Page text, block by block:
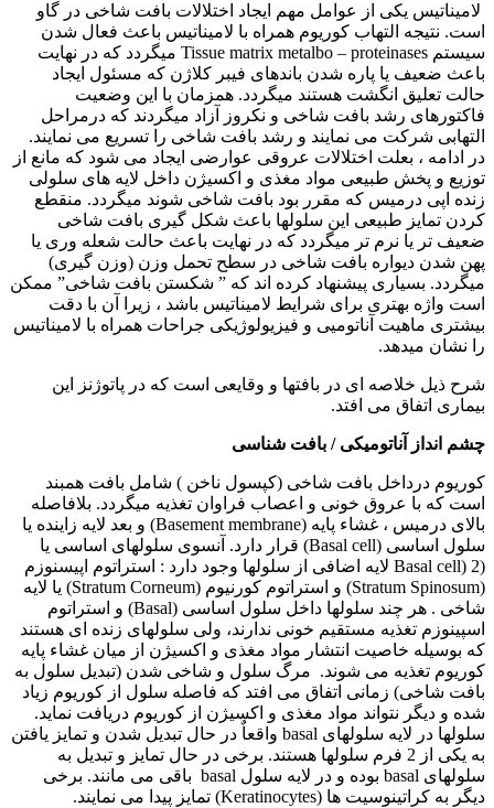
لامیناتیس یکی از عوامل مهم ایجاد اختلالات بافت شاخی در گاو
است. نتیجه التهاب کوریوم همراه با لامیناتیس باعث فعال شدن
سیستم Tissue matrix metalbo – proteinases میگردد که در نهایت
باعث ضعیف یا پاره شدن باندهای فیبر کلاژن که مسئول ایجاد
حالت تعلیق انگشت هستند میگردد. همزمان با این وضعیت
فاکتورهای رشد بافت شاخی و نکروز آزاد میگردند که درمراحل
التهابی شرکت می نمایند و رشد بافت شاخی را تسریع می نمایند.
در ادامه ، بعلت اختلالات عروقی عوارضی ایجاد می شود که مانع از
توزیع و پخش طبیعی مواد مغذی و اکسیژن داخل لایه های سلولی
زنده اپی درمیس که مقرر بود بافت شاخی شوند میگردد. منقطع
کردن تمایز طبیعی این سلولها باعث شکل گیری بافت شاخی
ضعیف تر یا نرم تر میگردد که در نهایت باعث حالت شعله وری یا
پهن شدن دیواره بافت شاخی در سطح تحمل وزن (وزن گیری)
میگردد. بسیاری پیشنهاد کرده اند که ” شکستن بافت شاخی” ممکن
است واژه بهتری برای شرایط لامیناتیس باشد ، زیرا آن با دقت
بیشتری ماهیت آناتومیی و فیزیولوژیکی جراحات همراه با لامیناتیس
را نشان میدهد.
شرح ذیل خلاصه ای در بافتها و وقایعی است که در پاتوژنز این
بیماری اتفاق می افتد.
چشم انداز آناتومیکی / بافت شناسی
کوریوم درداخل بافت شاخی (کپسول ناخن ) شامل بافت همبند
است که با عروق خونی و اعصاب فراوان تغذیه میگردد. بلافاصله
بالای درمیس ، غشاء پایه (Basement membrane) و بعد لایه زاينده یا
سلول اساسی (Basal cell) قرار دارد. آنسوی سلولهای اساسی یا
(
Basal cell) 2 لایه اضافی از سلولها وجود دارد : استراتوم اپیسنوزم
(
Stratum Spinosum) و استراتوم کورنیوم (Stratum Corneum) یا لایه
شاخی . هر چند سلولها داخل سلول اساسی (Basal) و استراتوم
اسپینوزم تغذیه مستقیم خونی ندارند، ولی سلولهای زنده ای هستند
که بوسیله خاصیت انتشار مواد مغذی و اکسیژن از میان غشاء پایه
کوریوم تغذیه می شوند. مرگ سلول و شاخی شدن (تبدیل سلول به
بافت شاخی) زمانی اتفاق می افتد که فاصله سلول از کوریوم زیاد
شده و دیگر نتواند مواد مغذی و اکسیژن از کوریوم دریافت نماید.
سلولها در لایه سلولهای basal واقعاٌ در حال تبدیل شدن و تمایز یافتن
به یکی از 2 فرم سلولها هستند. برخی در حال تمایز و تبدیل به
سلولهای basal بوده و در لایه سلول basal باقی می مانند. برخی
دیگر به کراتینوسیت ها (Keratinocytes) تمایز پیدا می نمایند.